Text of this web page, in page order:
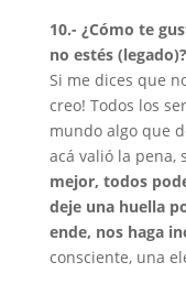
10.- ¿Cómo te
no estés (legado)?
Si me dices que
creo! Todos los
mundo algo que
acá valió la pena,
mejor, todos
deje una huella
ende, nos haga
consciente, una